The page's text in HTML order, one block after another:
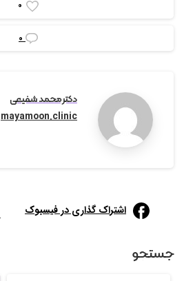
0
0
دکتر محمد شفیعی
mayamoon.clinic
اشتراک گذاری در فیسبوک
جستجو